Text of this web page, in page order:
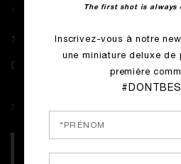
ECRIRE LE PREMIER
0.00€
7.5 ml deluxe
The first shot is always
Inscrivez-vous à notre
une miniature deluxe de
première